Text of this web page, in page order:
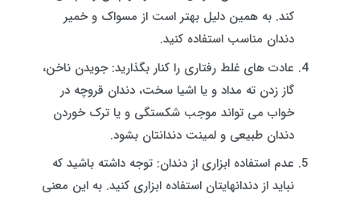
کند. به همین دلیل بهتر است از مسواک و خمیر
دندان مناسب استفاده کنید.
عادت های غلط رفتاری را کنار بگذارید: جویدن ناخن،
گاز زدن ته مداد و یا اشیا سخت، دندان قروچه در
خواب می تواند موجب شکستگی و یا ترک خوردن
دندان طبیعی و لمینت دندانتان بشود.
عدم استفاده ابزاری از دندان: توجه داشته باشید که
نباید از دندانهایتان استفاده ابزاری کنید. به این معنی